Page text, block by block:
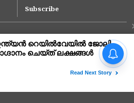
Subscribe
നീലേശ്വരം ആനച്ചാലിൽ
ഇഴജന്തുക്കളുടെ താവളമായി
പരിസരം; ദുരിതം പേറി